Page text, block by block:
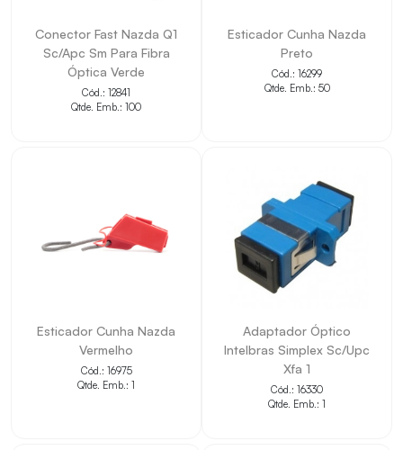
• Facilita a interligação entre equipamentos e pontos
compatíveis.
• Auxilia na organização da infraestrutura de
cabeamento.
• Permite identificar medidas, cor e padrão
diretamente pelo título.
• Indicado para projetos que exigem compatibilidade
Conector Fast Nazda Q1
Sc/Apc Sm Para Fibra
Óptica Verde
Cód.: 12841
Qtde. Emb.: 100
Esticador Cunha Nazda
Preto
Cód.: 16299
Qtde. Emb.: 50
Esticador Cunha Nazda
Vermelho
Cód.: 16975
Qtde. Emb.: 1
Adaptador Óptico
Intelbras Simplex Sc/Upc
Xfa 1
Cód.: 16330
Qtde. Emb.: 1